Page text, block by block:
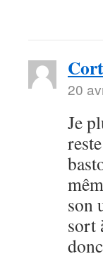
20
Je
son
sort